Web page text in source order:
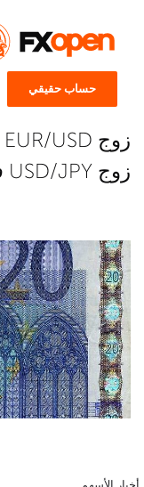
حساب حقيقي
زوج USD/JPY في الصعود